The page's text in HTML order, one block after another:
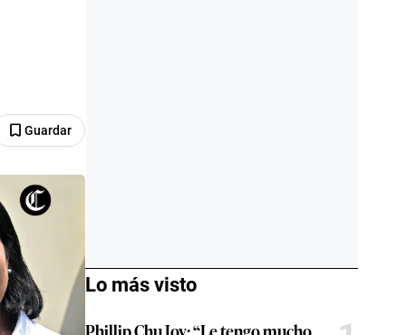
Guardar
Lo más visto